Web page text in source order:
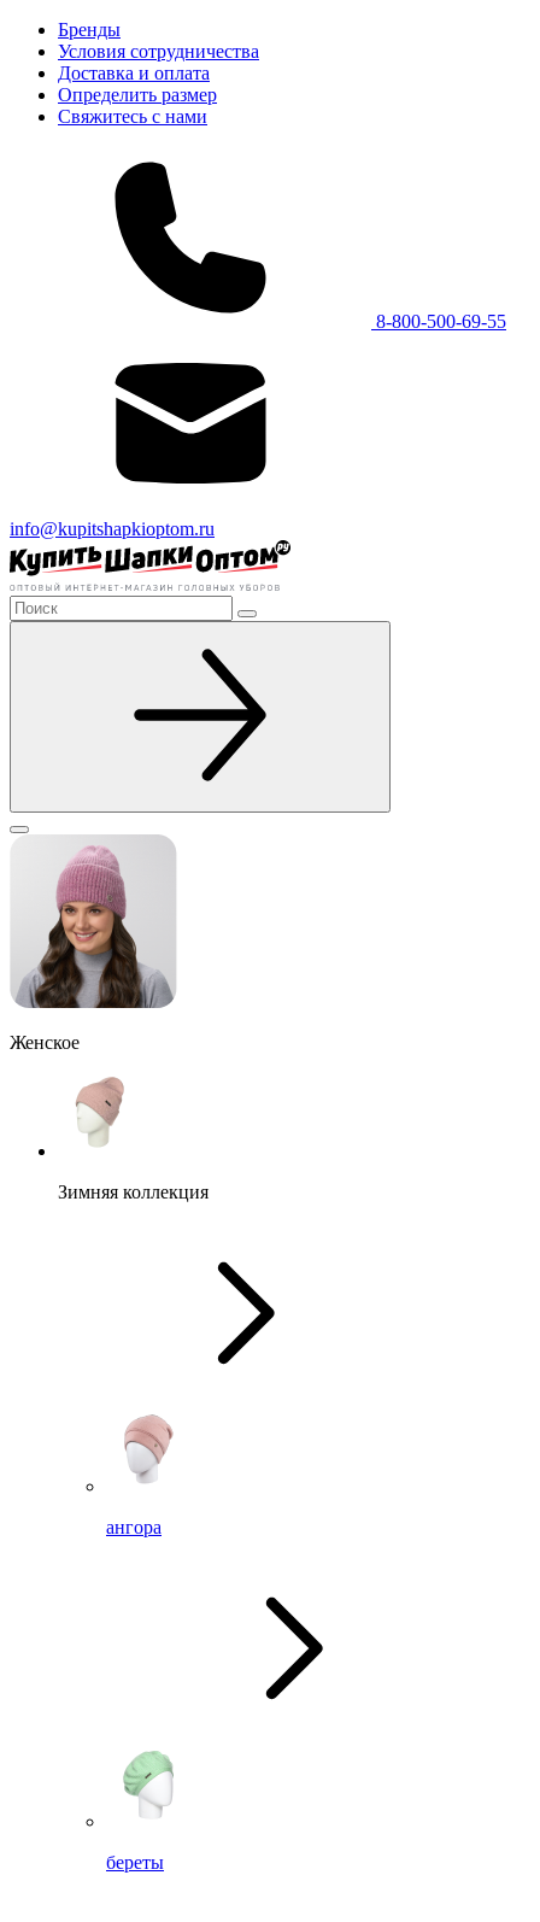
Бренды
Условия сотрудничества
Доставка и оплата
Определить размер
Свяжитесь с нами
8-800-500-69-55
info@kupitshapkioptom.ru
Женское
Зимняя коллекция
ангора
береты